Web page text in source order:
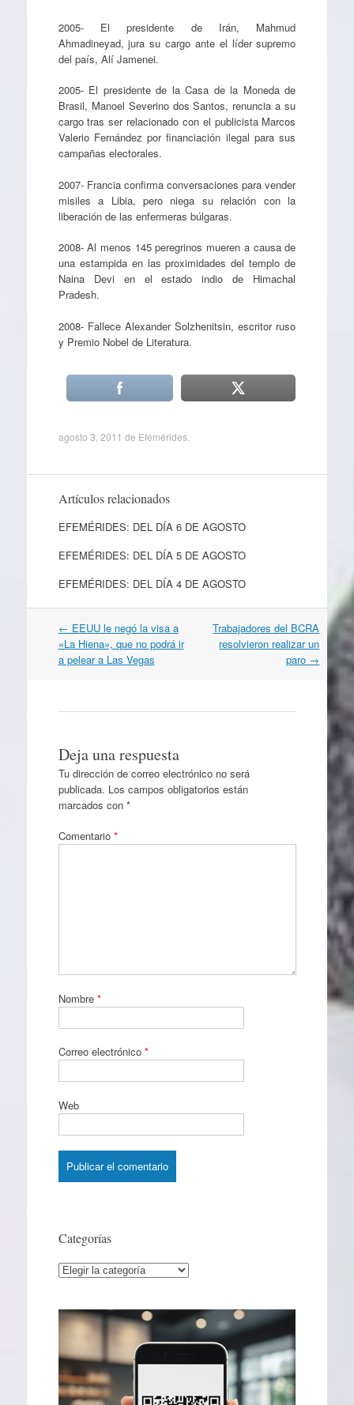
2005- El presidente de Irán, Mahmud
Ahmadineyad, jura su cargo ante el líder supremo
del país, Alí Jamenei.
2005- El presidente de la Casa de la Moneda de
Brasil, Manoel Severino dos Santos, renuncia a su
cargo tras ser relacionado con el publicista Marcos
Valerio Fernández por financiación ilegal para sus
campañas electorales.
2007- Francia confirma conversaciones para vender
misiles a Libia, pero niega su relación con la
liberación de las enfermeras búlgaras.
2008- Al menos 145 peregrinos mueren a causa de
una estampida en las proximidades del templo de
Naina Devi en el estado indio de Himachal
Pradesh.
2008- Fallece Alexander Solzhenitsin, escritor ruso
y Premio Nobel de Literatura.
agosto 3, 2011 de Efemérides.
Artículos relacionados
EFEMÉRIDES: DEL DÍA 6 DE AGOSTO
EFEMÉRIDES: DEL DÍA 5 DE AGOSTO
EFEMÉRIDES: DEL DÍA 4 DE AGOSTO
Navegación
por
artículos
← EEUU le negó la visa a
«La Hiena», que no podrá ir
a pelear a Las Vegas
Trabajadores del BCRA
resolvieron realizar un
paro →
Deja una respuesta
Tu dirección de correo electrónico no será
publicada. Los campos obligatorios están
marcados con *
Comentario *
Nombre *
Correo electrónico *
Web
Categorías
Categorías